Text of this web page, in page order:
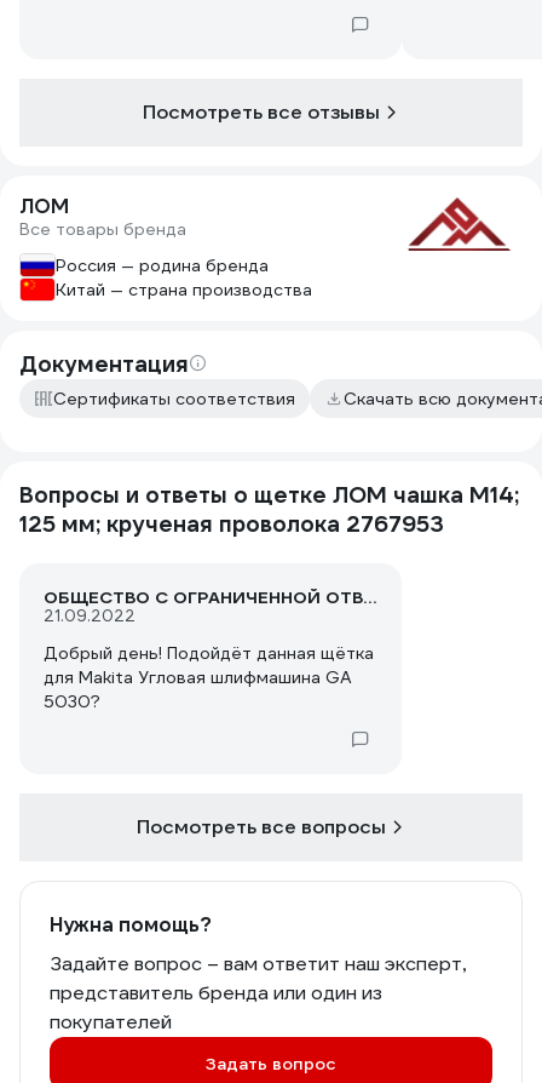
Посмотреть все отзывы
ЛОМ
Все товары бренда
Россия — родина бренда
Китай — страна производства
Документация
Сертификаты соответствия Скачать всю
Вопросы и ответы о щетке ЛОМ чашка М14;
125 мм; крученая проволока 2767953
ОБЩЕСТВО С ОГРАНИЧЕННОЙ ОТВЕТСТВЕННОСТЬЮ "ВЛ БУРЕНИЕ"
21.09.2022
Добрый день! Подойдёт данная щётка
для Makita Угловая шлифмашина GA
5030?
Посмотреть все вопросы
Нужна помощь?
Задайте вопрос – вам ответит наш эксперт,
представитель бренда или один из
покупателей
Задать вопрос